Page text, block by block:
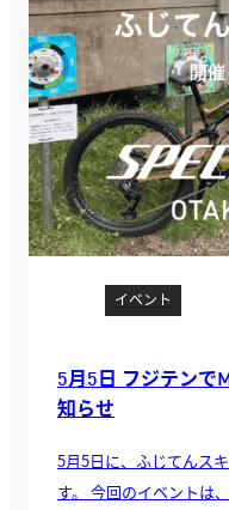
イベント
5月5日 フジテンで
知らせ
5月5日に、ふじてんス
す。 今回のイベントは